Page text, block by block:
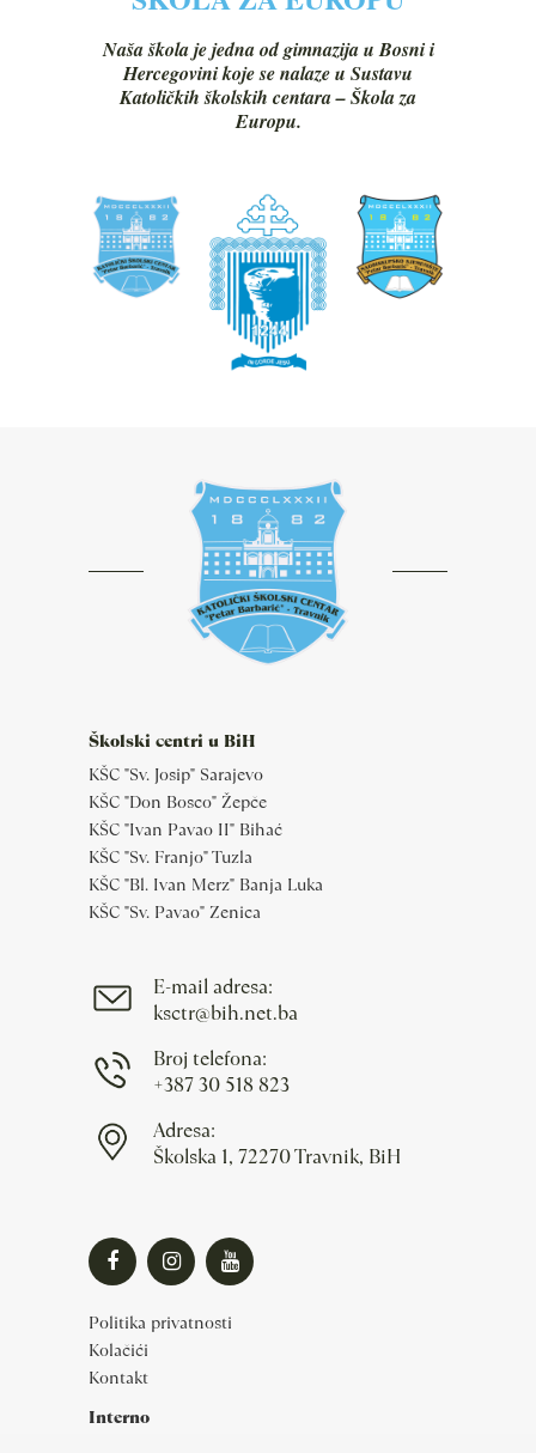
Naša škola je jedna od gimnazija u Bosni i
Hercegovini koje se nalaze u Sustavu
Katoličkih školskih centara – Škola za
Europu.
Školski centri u BiH
KŠC "Sv. Josip" Sarajevo
KŠC "Don Bosco" Žepče
KŠC "Ivan Pavao II" Bihać
KŠC "Sv. Franjo" Tuzla
KŠC "Bl. Ivan Merz" Banja Luka
KŠC "Sv. Pavao" Zenica
E-mail adresa:
ksctr@bih.net.ba
Broj telefona:
+387 30 518 823
Adresa:
Školska 1, 72270 Travnik, BiH
Politika privatnosti
Kolačići
Kontakt
Interno